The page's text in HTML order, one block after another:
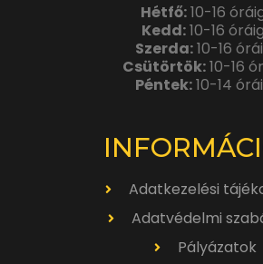
Hétfő:10-16
Kedd:10-16 óráig
Szerda:10-16
Csütörtök:10-16
Péntek:10-14
Adatkezelési
Adatvédelmi
Pályázatok